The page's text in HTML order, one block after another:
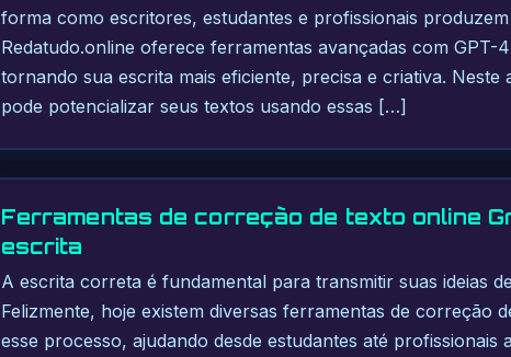
forma como escritores, estudantes e profissionais
Redatudo.online oferece ferramentas avançadas com GPT-
tornando sua escrita mais eficiente, precisa e criativa.
pode potencializar seus textos usando essas […]
Ferramentas de correção de texto online
escrita
A escrita correta é fundamental para transmitir suas ideias
Felizmente, hoje existem diversas ferramentas de correção
esse processo, ajudando desde estudantes até profissionais